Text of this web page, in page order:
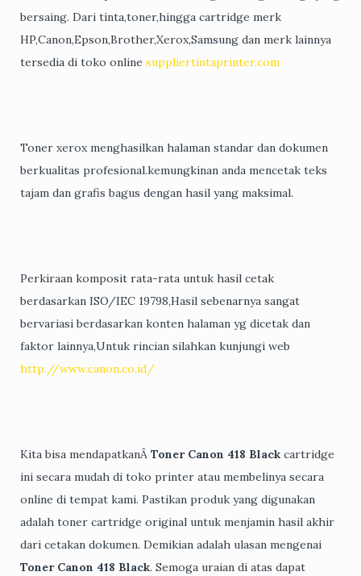
bersaing. Dari tinta,toner,hingga cartridge merk
HP,Canon,Epson,Brother,Xerox,Samsung dan merk lainnya
tersedia di toko online suppliertintaprinter.com
Toner xerox menghasilkan halaman standar dan dokumen
berkualitas profesional.kemungkinan anda mencetak teks
tajam dan grafis bagus dengan hasil yang maksimal.
Perkiraan komposit rata-rata untuk hasil cetak
berdasarkan ISO/IEC 19798,Hasil sebenarnya sangat
bervariasi berdasarkan konten halaman yg dicetak dan
faktor lainnya,Untuk rincian silahkan kunjungi web
http://www.canon.co.id/
Kita bisa mendapatkanÂ Toner Canon 418 Black cartridge
ini secara mudah di toko printer atau membelinya secara
online di tempat kami. Pastikan produk yang digunakan
adalah toner cartridge original untuk menjamin hasil akhir
dari cetakan dokumen. Demikian adalah ulasan mengenai
Toner Canon 418 Black. Semoga uraian di atas dapat